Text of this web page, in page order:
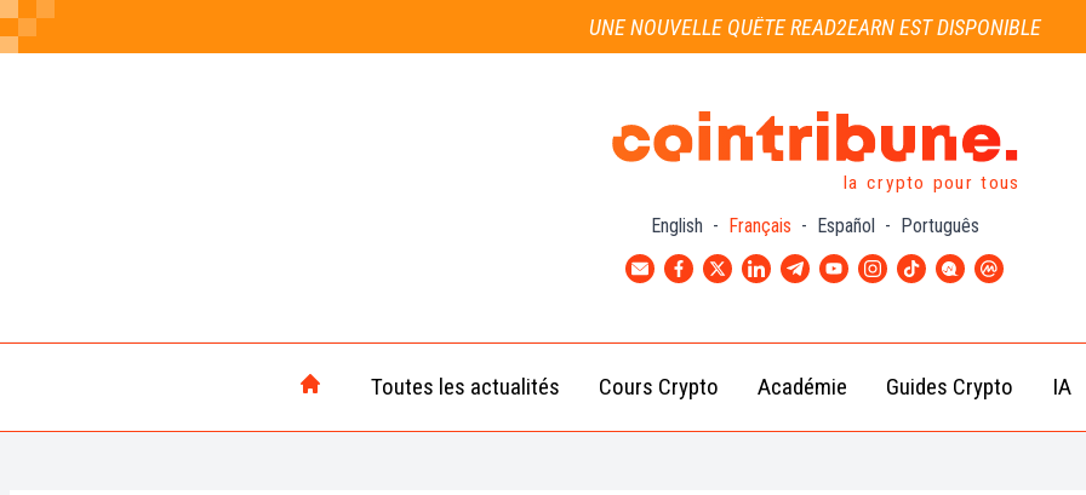
UNE NOUVELLE QUÊTE READ2EARN EST DISPONIBLE
la crypto pour tous
English - Français - Español - Português
Toutes les actualités
Crypto
Cours Crypto
(BTC)
Académie
Débutant
Intermédiaire
Guides Crypto IA